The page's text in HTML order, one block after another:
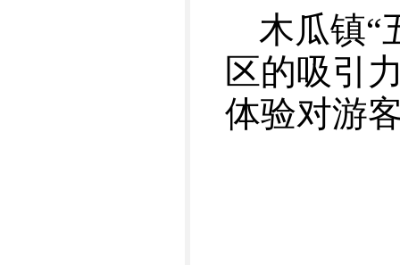
木瓜镇“
区的吸引
体验对游